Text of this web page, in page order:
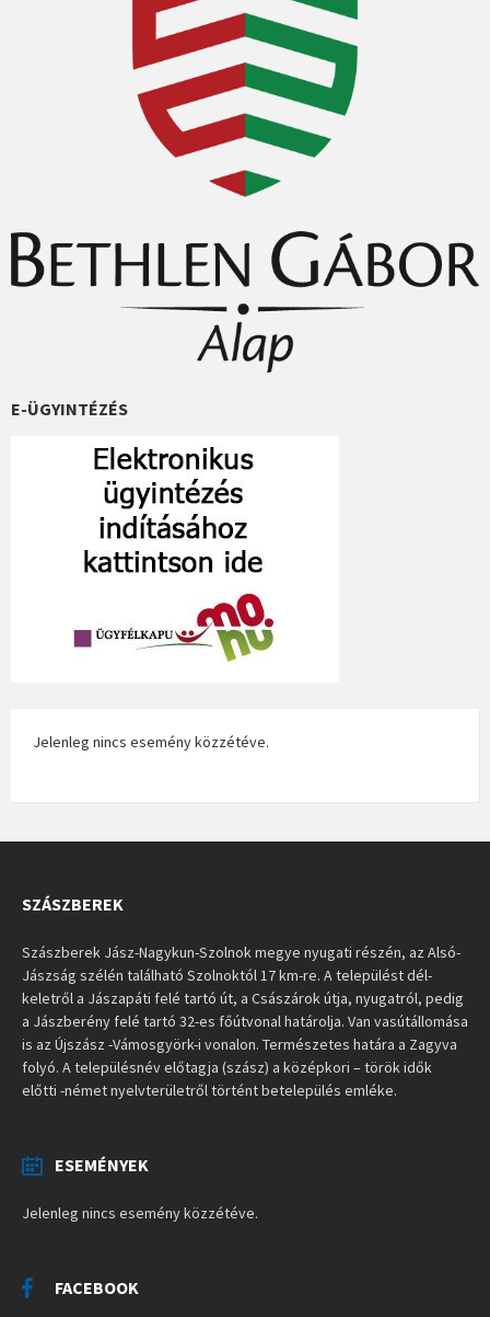
E-ÜGYINTÉZÉS
Jelenleg nincs esemény közzétéve.
SZÁSZBEREK
Szászberek Jász-Nagykun-Szolnok megye nyugati részén, az Alsó-
Jászság szélén található Szolnoktól 17 km-re. A települést dél-
keletről a Jászapáti felé tartó út, a Császárok útja, nyugatról, pedig
a Jászberény felé tartó 32-es főútvonal határolja. Van vasútállomása
is az Újszász -Vámosgyörk-i vonalon. Természetes határa a Zagyva
folyó. A településnév előtagja (szász) a középkori – török idők
előtti -német nyelvterületről történt betelepülés emléke.
ESEMÉNYEK
Jelenleg nincs esemény közzétéve.
FACEBOOK